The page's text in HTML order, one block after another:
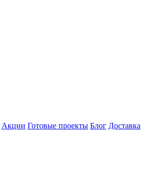
Акции Готовые проекты Блог Доставка